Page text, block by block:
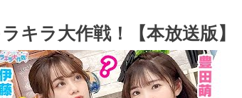
キラ大作戦！【本放送版】